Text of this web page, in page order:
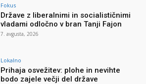
Fokus
Države z liberalnimi in socialističnimi
vladami odločno v bran Tanji Fajon
7. avgusta, 2026
Lokalno
Prihaja osvežitev: plohe in nevihte
bodo zajele večji del države